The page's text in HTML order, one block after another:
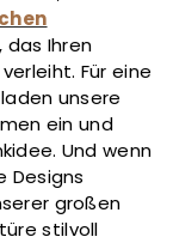
Ihren
Für eine
unsere
ein und
Und wenn
Designs
großen
stilvoll